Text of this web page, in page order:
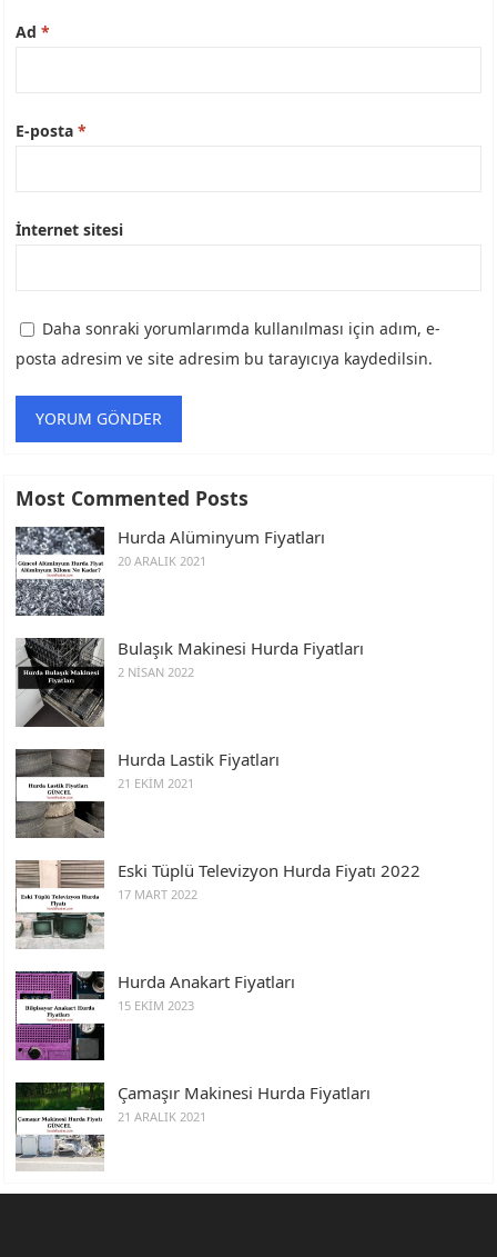
Ad*
E-posta*
İnternet sitesi
Daha sonraki yorumlarımda kullanılması için adım, e-
posta adresim ve site adresim bu tarayıcıya kaydedilsin.
Most Commented Posts
Hurda Alüminyum Fiyatları
20 ARALIK 2021
Bulaşık Makinesi Hurda Fiyatları
2 NISAN 2022
Hurda Lastik Fiyatları
21 EKIM 2021
Eski Tüplü Televizyon Hurda Fiyatı 2022
17 MART 2022
Hurda Anakart Fiyatları
15 EKIM 2023
Çamaşır Makinesi Hurda Fiyatları
21 ARALIK 2021